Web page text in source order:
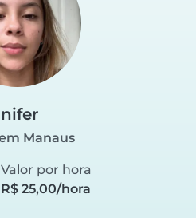
Manaus
Valor por hora
R$ 25,00/hora